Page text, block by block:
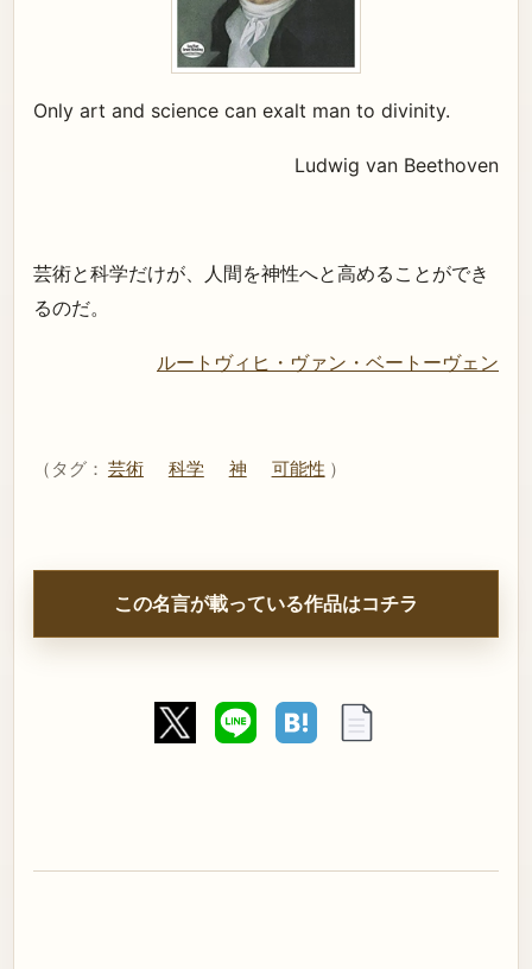
Only art and science can exalt man to divinity.
Ludwig van Beethoven
芸術と科学だけが、人間を神性へと高めることができ
るのだ。
ルートヴィヒ・ヴァン・ベートーヴェン
（タグ： 芸術 科学 神 可能性 ）
この名言が載っている作品はコチラ